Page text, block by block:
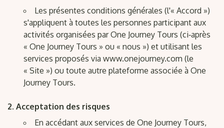
Les présentes conditions générales (l'« Accord »)
s'appliquent à toutes les personnes participant aux
activités organisées par One Journey Tours (ci‑après
« One Journey Tours » ou « nous ») et utilisant les
services proposés via www.onejourney.com (le
« Site ») ou toute autre plateforme associée à One
Journey Tours.
Acceptation des risques
En accédant aux services de One Journey Tours,